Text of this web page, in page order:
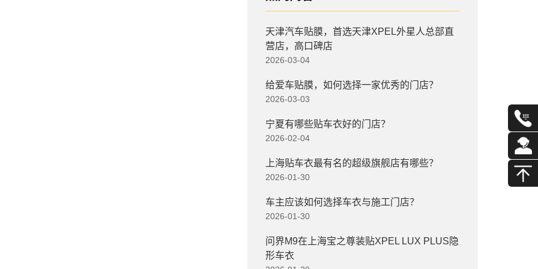
天津汽车贴膜，首选天津XPEL外星人总部直
营店，高口碑店
2026-03-04
给爱车贴膜，如何选择一家优秀的门店？
2026-03-03
宁夏有哪些贴车衣好的门店？
2026-02-04
上海贴车衣最有名的超级旗舰店有哪些？
2026-01-30
车主应该如何选择车衣与施工门店？
2026-01-30
问界M9在上海宝之尊装贴XPEL LUX PLUS隐
形车衣